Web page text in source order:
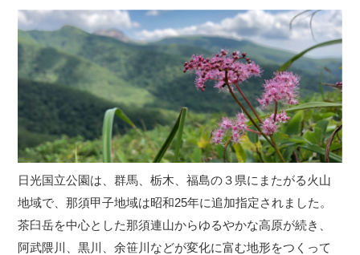
日光国立公園は、群馬、栃木、福島の３県にまたがる火山
地域で、那須甲子地域は昭和25年に追加指定されました。
茶臼岳を中心とした那須連山からゆるやかな高原が続き、
阿武隈川、黒川、余笹川などが変化に富む地形をつくって